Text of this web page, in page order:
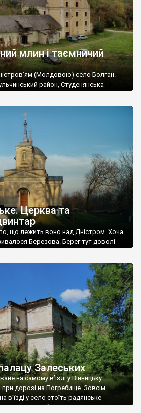
млин і таємничий
(Молдовою) село Болган.
район, Студенянська
кам’яними хрестами. Всі епітафії, які
кирилицею, церковнослов’янською
ознаками – цвинтар
19 століттям. У 1924-1940
Церква та
що лежить воно над Дністром. Хоча
Березова. Берег тут доволі
від більшості навколишніх
Михайлівська церква. Точної дати […]
Залеських
на самому в’їзді у Вінницьку
при дорозі на Погребище. Зовсім
в’їзді у село стоїть радянське
жінку і яблуню, а трохи далі, десь